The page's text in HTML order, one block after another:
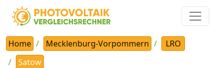
Home Mecklenburg-Vorpommern
LRO
Satow